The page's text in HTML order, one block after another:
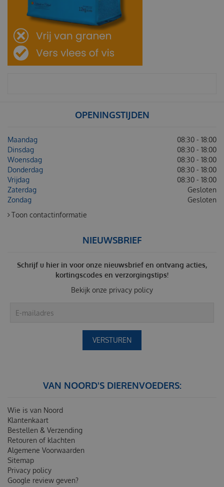
OPENINGSTIJDEN
Maandag
08:30 - 18:00
Dinsdag
08:30 - 18:00
Woensdag
08:30 - 18:00
Donderdag
08:30 - 18:00
Vrijdag
08:30 - 18:00
Zaterdag
Gesloten
Zondag
Gesloten
Toon contactinformatie
NIEUWSBRIEF
Schrijf u hier in voor onze nieuwsbrief en ontvang acties,
kortingscodes en verzorgingstips!
Bekijk onze privacy policy
VAN NOORD'S DIERENVOEDERS:
Wie is van Noord
Klantenkaart
Bestellen & Verzending
Retouren of klachten
Algemene Voorwaarden
Sitemap
Privacy policy
Google review geven?